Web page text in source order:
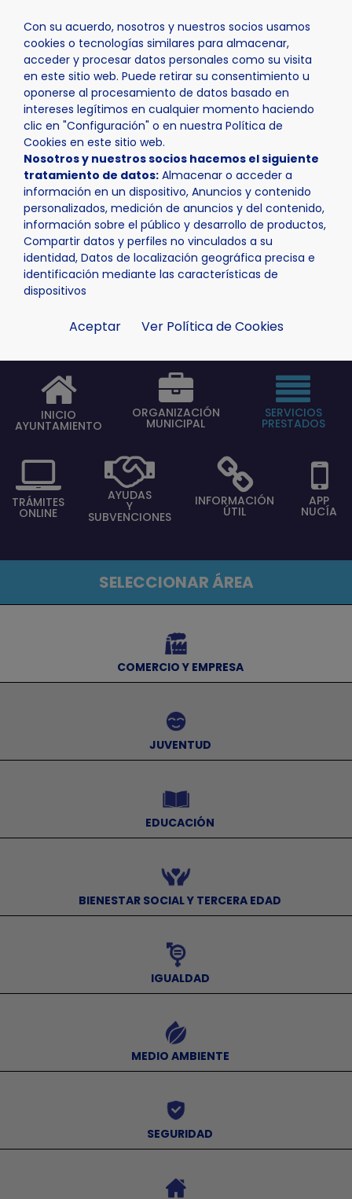
Con su acuerdo, nosotros y nuestros socios usamos
cookies o tecnologías similares para almacenar,
acceder y procesar datos personales como su visita
en este sitio web. Puede retirar su consentimiento u
oponerse al procesamiento de datos basado en
intereses legítimos en cualquier momento haciendo
clic en "Configuración" o en nuestra Política de
Cookies en este sitio web.
Nosotros y nuestros socios hacemos el siguiente
tratamiento de datos: Almacenar o acceder a
información en un dispositivo, Anuncios y contenido
personalizados, medición de anuncios y del contenido,
información sobre el público y desarrollo de productos,
Compartir datos y perfiles no vinculados a su
identidad, Datos de localización geográfica precisa e
identificación mediante las características de
dispositivos
Aceptar Ver Política de Cookies
Inicio Ayuntamiento Servicios
Servicios
INICIO
AYUNTAMIENTO
ORGANIZACIÓN
MUNICIPAL
SERVICIOS
PRESTADOS
TRÁMITES
ONLINE
AYUDAS
Y
SUBVENCIONES
INFORMACIÓN
ÚTIL
APP
NUCÍA
SELECCIONAR ÁREA
⠀COMERCIO Y EMPRESA
⠀JUVENTUD
⠀EDUCACIÓN
⠀BIENESTAR SOCIAL Y TERCERA EDAD
⠀IGUALDAD
⠀MEDIO AMBIENTE
⠀SEGURIDAD